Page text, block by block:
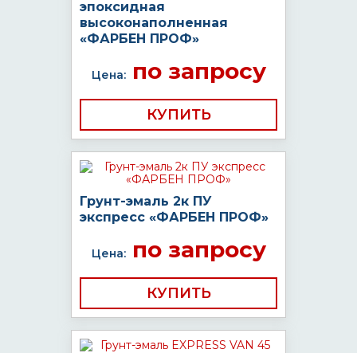
эпоксидная
высоконаполненная
«ФАРБЕН ПРОФ»
Цена:по запросу
КУПИТЬ
Грунт-эмаль 2к ПУ
экспресс «ФАРБЕН ПРОФ»
Цена:по запросу
КУПИТЬ